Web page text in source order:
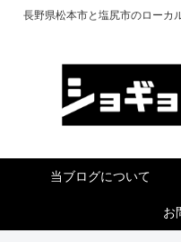
長野県松本市と塩尻市のローカ
当ブログについて
お